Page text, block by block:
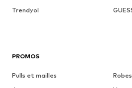
Trendyol
PROMOS
Pulls et mailles
Robes